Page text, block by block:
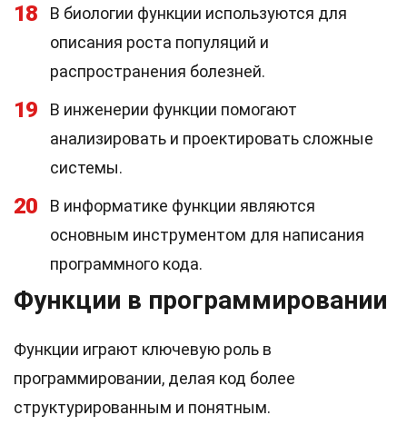
18
В биологии функции используются для
описания роста популяций и
распространения болезней.
19
В инженерии функции помогают
анализировать и проектировать сложные
системы.
20
В информатике функции являются
основным инструментом для написания
программного кода.
Функции в программировании
Функции играют ключевую роль в
программировании, делая код более
структурированным и понятным.